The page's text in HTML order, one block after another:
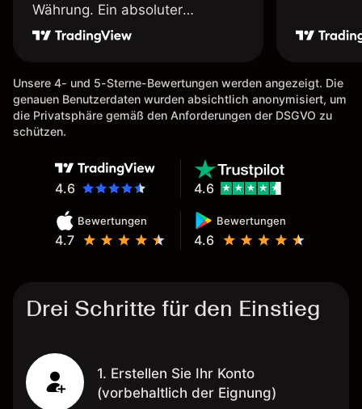
Währung. Ein absoluter
Pluspunkt an dieser Stelle.
Unsere 4- und 5-Sterne-Bewertungen werden angezeigt. Die
genauen Benutzerdaten wurden absichtlich anonymisiert, um
die Privatsphäre gemäß den Anforderungen der DSGVO zu
schützen.
4.6
Bewertungen
4.7
Bewertungen
4.6
4.6
Drei Schritte für den Einstieg
1. Erstellen Sie Ihr Konto
(vorbehaltlich der Eignung)